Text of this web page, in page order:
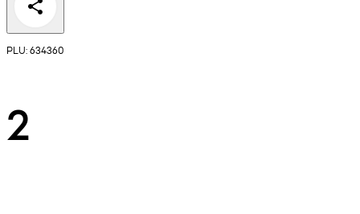
PLU: 634360
2